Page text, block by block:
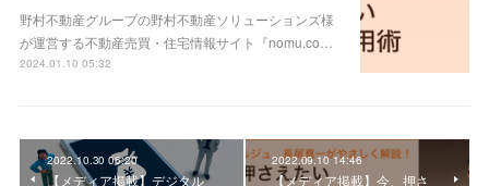
野村不動産グループの野村不動産ソリューションズ様
が運営する不動産売買・住宅情報サイト『nomu.co…
2024.01.10 05:32
2022.10.30 06:20
【メディア掲載】デジタル
2022.09.10 14:46
【メディア掲載】今、押さ